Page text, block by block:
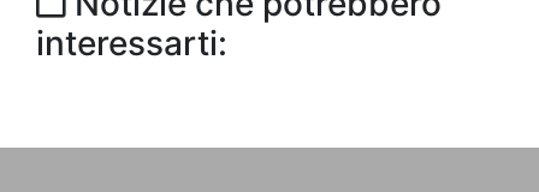
interessarti: